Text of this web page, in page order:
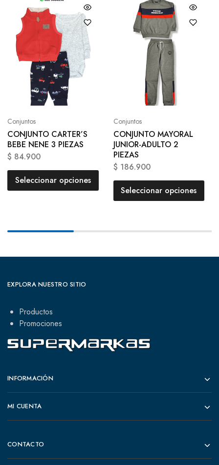
Conjuntos
CONJUNTO CARTER’S
BEBE NENE 3 PIEZAS
$ 84.900
Seleccionar opciones
Conjuntos
CONJUNTO MAYORAL
JUNIOR-ADULTO 2
PIEZAS
$ 186.900
Seleccionar opciones
EXPLORA NUESTRO SITIO
Productos
Promociones
INFORMACIÓN
MI CUENTA
CONTACTO